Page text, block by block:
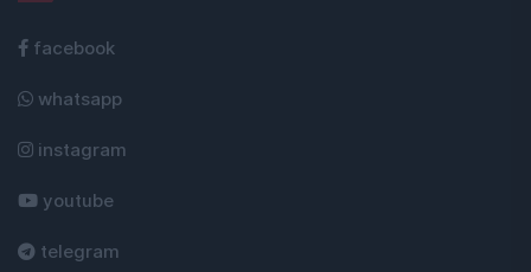
facebook
whatsapp
instagram
youtube
telegram